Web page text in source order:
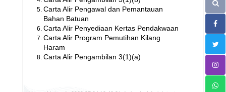
Carta Alir Pengawal dan Pemantauan
Bahan Batuan
Carta Alir Penyediaan Kertas Pendakwaan
Carta Alir Program Pemutihan Kilang
Haram
Carta Alir Pengambilan 3(1)(a)